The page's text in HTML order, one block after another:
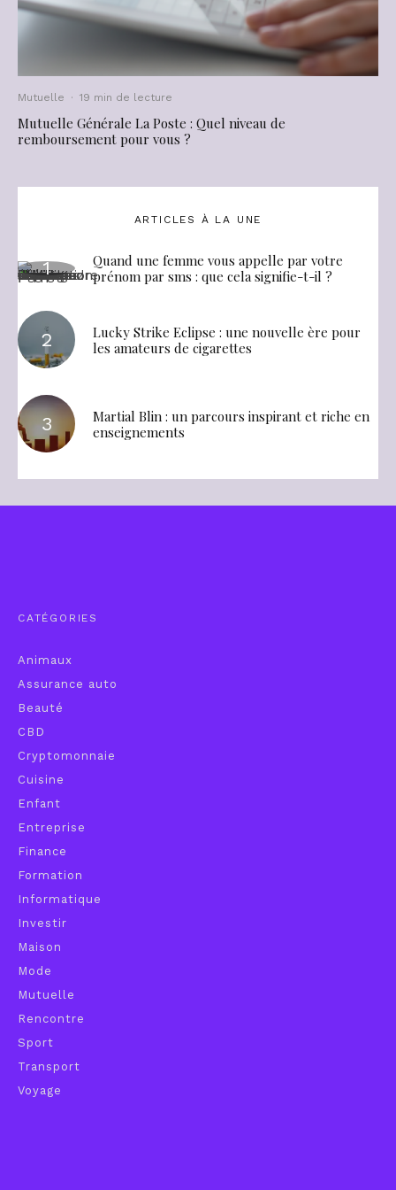
Mutuelle · 19 min de lecture
Mutuelle Générale La Poste : Quel niveau de
remboursement pour vous ?
ARTICLES À LA UNE
Quand une femme vous appelle par votre
prénom par sms : que cela signifie-t-il ?
Lucky Strike Eclipse : une nouvelle ère pour
les amateurs de cigarettes
Martial Blin : un parcours inspirant et riche en
enseignements
CATÉGORIES
Animaux
Assurance auto
Beauté
CBD
Cryptomonnaie
Cuisine
Enfant
Entreprise
Finance
Formation
Informatique
Investir
Maison
Mode
Mutuelle
Rencontre
Sport
Transport
Voyage